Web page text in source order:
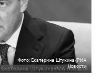
Фото: Екатерина Штукина/РИА
Новости